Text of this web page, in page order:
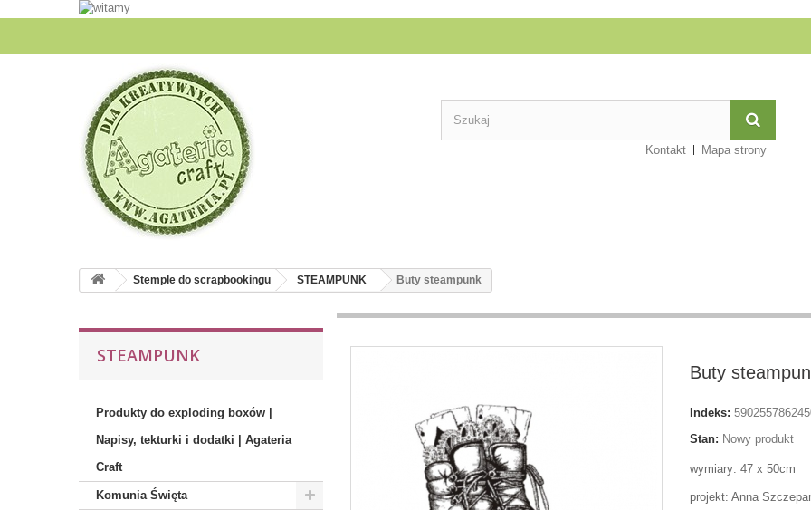
Kontakt Mapa strony
Stemple do scrapbookingu STEAMPUNK Buty steampunk
STEAMPUNK
Produkty do exploding boxów |
Napisy, tekturki i dodatki | Agateria
Craft
Komunia Święta
Buty
Indeks:
Stan: Nowy produkt
wymiary: 47 x 50cm
projekt: Anna